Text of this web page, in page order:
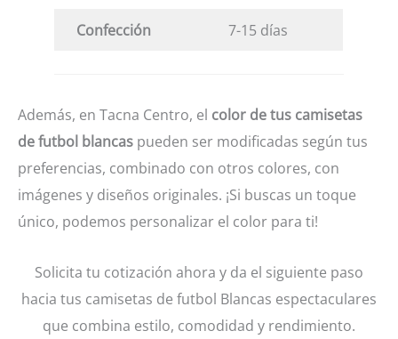
Confección 7-15 días
Además, en Tacna Centro, el color de tus camisetas
de futbol blancas pueden ser modificadas según tus
preferencias, combinado con otros colores, con
imágenes y diseños originales. ¡Si buscas un toque
único, podemos personalizar el color para ti!
Solicita tu cotización ahora y da el siguiente paso
hacia tus camisetas de futbol Blancas espectaculares
que combina estilo, comodidad y rendimiento.